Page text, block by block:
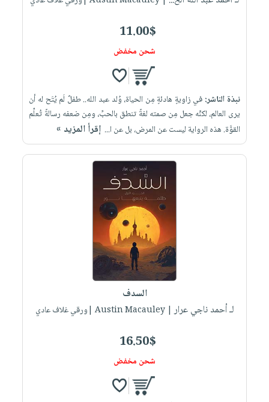
11.00$
شحن مخفض
نبذة الناشر: في زاويةٍ هادئةٍ مِن الحياة، وُلد عبد الله.. طفلٌ لَم يُتَح له أن
يرى العالم، لكنَّه جعل مِن صمته لغةً تنطق بالحبِّ، ومِن ضعفه رسالةً تُعلِّم
القوَّة. هذه الرواية ليست عن المرض، بل عن ا... إقرأ المزيد »
السدف
لـ أحمد ناجي عرار| Austin Macauley |ورقي غلاف عادي
16.50$
شحن مخفض